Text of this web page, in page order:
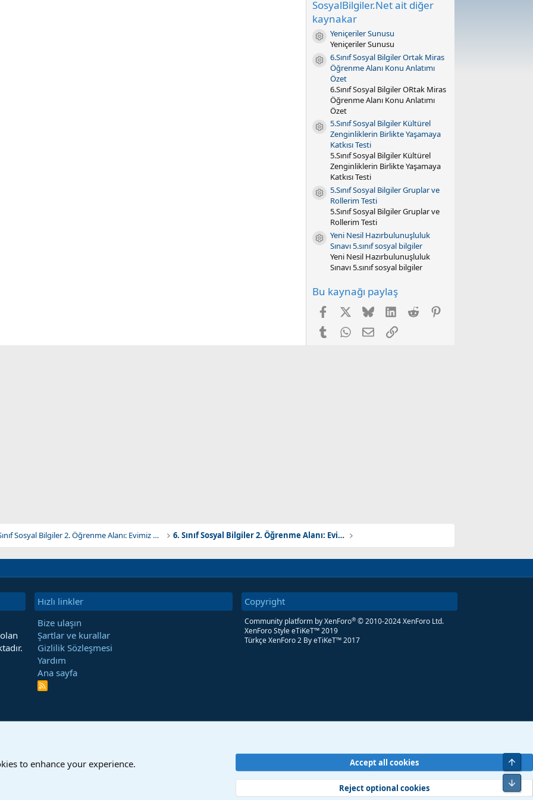
0
l
d
ı
z
(
a
r
)
SosyalBilgiler.Net ait diğer
kaynakar
Kaynak ikonu
Yeniçeriler Sunusu
Yeniçeriler Sunusu
Kaynak ikonu
6.Sınıf Sosyal Bilgiler Ortak Miras
Öğrenme Alanı Konu Anlatımı
Özet
6.Sınıf Sosyal Bilgiler ORtak Miras
Öğrenme Alanı Konu Anlatımı
Özet
Kaynak ikonu
5.Sınıf Sosyal Bilgiler Kültürel
Zenginliklerin Birlikte Yaşamaya
Katkısı Testi
5.Sınıf Sosyal Bilgiler Kültürel
Zenginliklerin Birlikte Yaşamaya
Katkısı Testi
Kaynak ikonu
5.Sınıf Sosyal Bilgiler Gruplar ve
Rollerim Testi
5.Sınıf Sosyal Bilgiler Gruplar ve
Rollerim Testi
Kaynak ikonu
Yeni Nesil Hazırbulunuşluluk
Sınavı 5.sınıf sosyal bilgiler
Yeni Nesil Hazırbulunuşluluk
Sınavı 5.sınıf sosyal bilgiler
Bu kaynağı paylaş
Facebook Bluesky LinkedInReddit
TumblrWhatsApp
E-postaLink
6. Sınıf Sosyal Bilgiler 2. Öğrenme Alanı: Evimiz Dünya 6. Sınıf Sosyal Bilgiler 2. Öğrenme Alanı: Evimiz Dünya Ders Notları
Hızlı linkler
Bize ulaşın
Şartlar ve kurallar
Gizlilik Sözleşmesi
Yardım
Ana sayfa
R
Copyright
Community platform by XenForo® © 2010-2024 XenForo Ltd.
XenForo Style eTiKeT™ 2019
Türkçe XenForo 2By eTiKeT™ 2017
to enhance your experience. Accept all cookies
Reject optional cookies